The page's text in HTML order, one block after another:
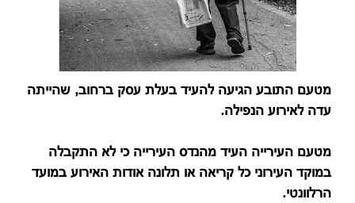
מטעם התובע הגיעה להעיד בעלת עסק ברחוב, שהייתה
עדה לאירוע הנפילה.
מטעם העירייה העיד מהנדס העירייה כי לא התקבלה
במוקד העירוני כל קריאה או תלונה אודות האירוע במועד
הרלוונטי.